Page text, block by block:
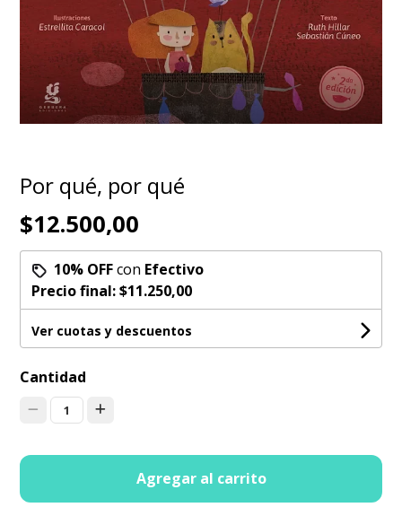
Por qué, por qué
$12.500,00
10% OFFcon Efectivo
Precio final:$11.250,00
Ver cuotas y descuentos
Cantidad
1
Agregar al carrito